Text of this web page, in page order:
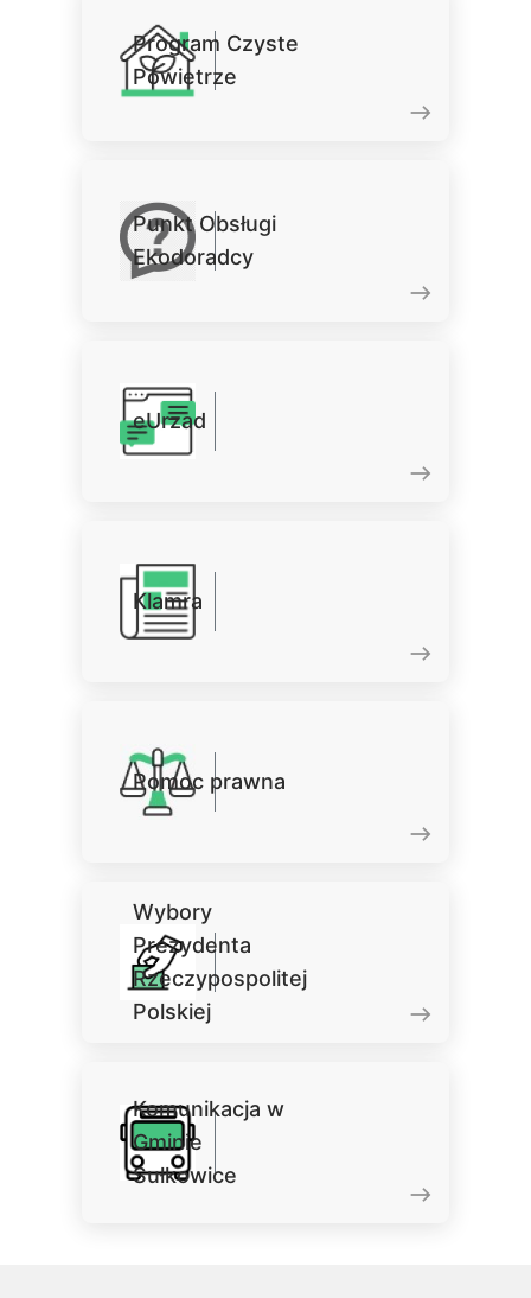
Program Czyste
Powietrze
Punkt Obsługi
Ekodoradcy
eUrzad
Klamra
Pomoc prawna
Wybory
Prezydenta
Rzeczypospolitej
Polskiej
Komunikacja w
Gminie
Sułkowice